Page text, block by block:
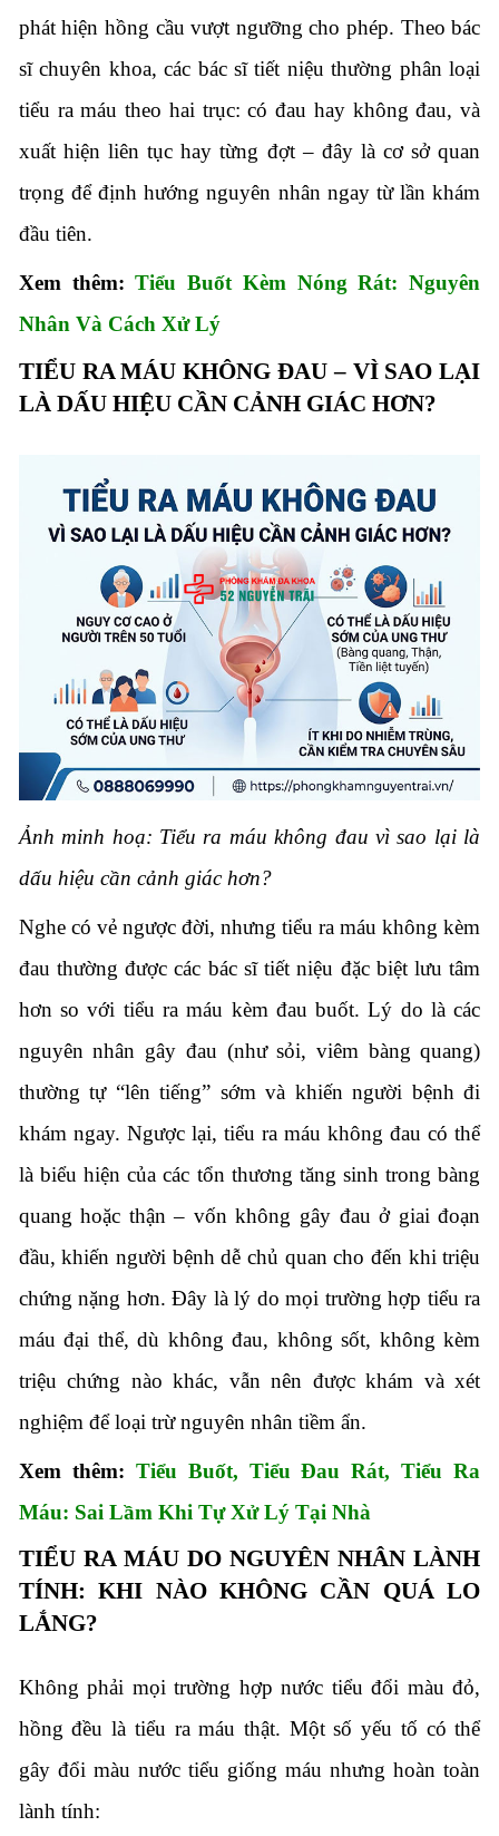
phát hiện hồng cầu vượt ngưỡng cho phép. Theo bác
sĩ chuyên khoa, các bác sĩ tiết niệu thường phân loại
tiểu ra máu theo hai trục: có đau hay không đau, và
xuất hiện liên tục hay từng đợt – đây là cơ sở quan
trọng để định hướng nguyên nhân ngay từ lần khám
đầu tiên.
Xem thêm:Tiểu Buốt Kèm Nóng Rát: Nguyên
Nhân Và Cách Xử Lý
TIỂU RA MÁU KHÔNG ĐAU – VÌ SAO LẠI
LÀ DẤU HIỆU CẦN CẢNH GIÁC HƠN?
Ảnh minh hoạ: Tiểu ra máu không đau vì sao lại là
dấu hiệu cần cảnh giác hơn?
Nghe có vẻ ngược đời, nhưng tiểu ra máu không kèm
đau thường được các bác sĩ tiết niệu đặc biệt lưu tâm
hơn so với tiểu ra máu kèm đau buốt. Lý do là các
nguyên nhân gây đau (như sỏi, viêm bàng quang)
thường tự “lên tiếng” sớm và khiến người bệnh đi
khám ngay. Ngược lại, tiểu ra máu không đau có thể
là biểu hiện của các tổn thương tăng sinh trong bàng
quang hoặc thận – vốn không gây đau ở giai đoạn
đầu, khiến người bệnh dễ chủ quan cho đến khi triệu
chứng nặng hơn. Đây là lý do mọi trường hợp tiểu ra
máu đại thể, dù không đau, không sốt, không kèm
triệu chứng nào khác, vẫn nên được khám và xét
nghiệm để loại trừ nguyên nhân tiềm ẩn.
Xem thêm: Tiểu Buốt, Tiểu Đau Rát, Tiểu Ra
Máu: Sai Lầm Khi Tự Xử Lý Tại Nhà
TIỂU RA MÁU DO NGUYÊN NHÂN LÀNH
TÍNH: KHI NÀO KHÔNG CẦN QUÁ LO
LẮNG?
Không phải mọi trường hợp nước tiểu đổi màu đỏ,
hồng đều là tiểu ra máu thật. Một số yếu tố có thể
gây đổi màu nước tiểu giống máu nhưng hoàn toàn
lành tính: